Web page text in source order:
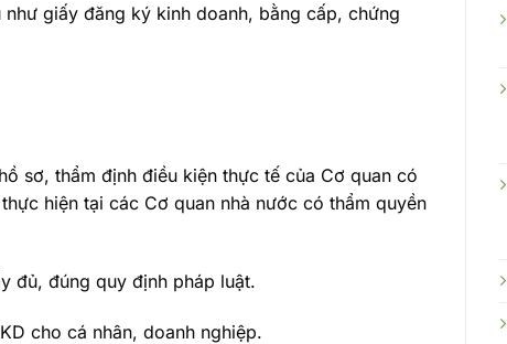
giấy đăng ký kinh doanh, bằng cấp, chứng
sơ, thẩm định điều kiện thực tế của Cơ quan có
hiện tại các Cơ quan nhà nước có thẩm quyền
đủ, đúng quy định pháp luật.
cho cá nhân, doanh nghiệp.